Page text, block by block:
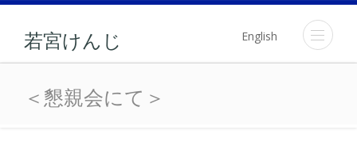
若宮けんじ English
＜懇親会にて＞
＜懇親会にて＞